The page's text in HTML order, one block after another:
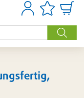
Suche
AnmeldenArtikellisten